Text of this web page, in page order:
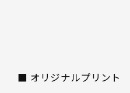
■ オリジナルプリント